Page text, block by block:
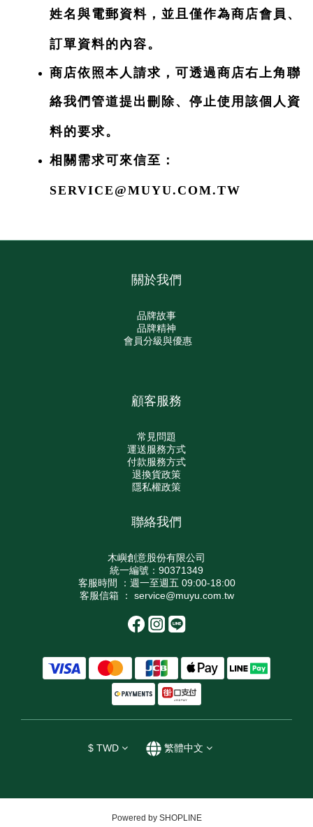
姓名與電郵資料，並且僅作為商店會員、
訂單資料的內容。
商店依照本人請求，可透過商店右上角聯
絡我們管道提出刪除、停止使用該個人資
料的要求。
相關需求可來信至：
SERVICE@MUYU.COM.TW
關於我們
品牌故事
品牌精神
會員分級與優惠
顧客服務
常見問題
運送服務方式
付款服務方式
退換貨政策
隱私權政策
聯絡我們
木嶼創意股份有限公司
統一編號：90371349
客服時間 ：週一至週五 09:00-18:00
客服信箱 ： service@muyu.com.tw
$ TWD 繁體中文
Powered by SHOPLINE